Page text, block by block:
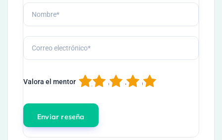
Valora el mentor 5
4
3
2
1